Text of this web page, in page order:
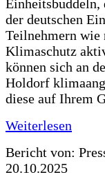
Einheitsbuddeln,
der deutschen
Teilnehmern wie
Klimaschutz
können sich an
Holdorf
diese auf Ihrem
Weiterlesen
Bericht von:
20.10.2025